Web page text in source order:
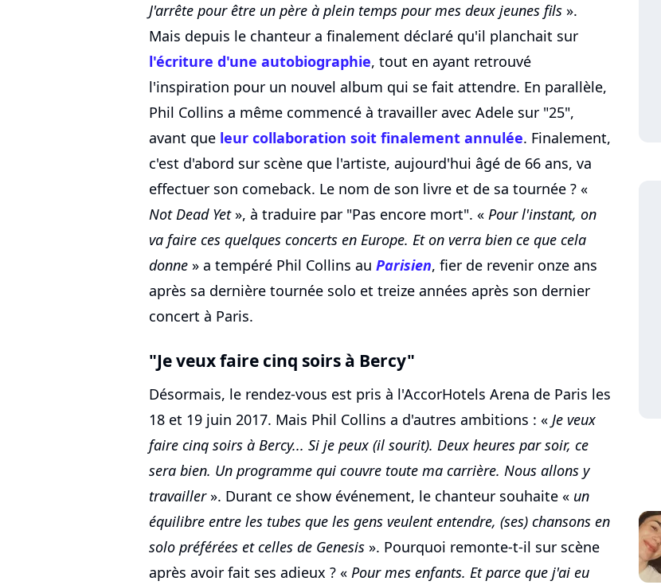
J'arrête pour être un père à plein temps pour mes deux jeunes fils ».
Mais depuis le chanteur a finalement déclaré qu'il planchait sur
l'écriture d'une autobiographie, tout en ayant retrouvé
l'inspiration pour un nouvel album qui se fait attendre. En parallèle,
Phil Collins a même commencé à travailler avec Adele sur "25",
avant que leur collaboration soit finalement annulée. Finalement,
c'est d'abord sur scène que l'artiste, aujourd'hui âgé de 66 ans, va
effectuer son comeback. Le nom de son livre et de sa tournée ? «
Not Dead Yet», à traduire par "Pas encore mort". « Pour l'instant, on
va faire ces quelques concerts en Europe. Et on verra bien ce que cela
donne » a tempéré Phil Collins au Parisien, fier de revenir onze ans
après sa dernière tournée solo et treize années après son dernier
concert à Paris.
"Je veux faire cinq soirs à Bercy"
Désormais, le rendez-vous est pris à l'AccorHotels Arena de Paris les
18 et 19 juin 2017. Mais Phil Collins a d'autres ambitions : « Je veux
faire cinq soirs à Bercy... Si je peux (il sourit). Deux heures par soir, ce
sera bien. Un programme qui couvre toute ma carrière. Nous allons y
travailler». Durant ce show événement, le chanteur souhaite « un
équilibre entre les tubes que les gens veulent entendre, (ses) chansons en
solo préférées et celles de Genesis ». Pourquoi remonte-t-il sur scène
après avoir fait ses adieux ? « Pour mes enfants. Et parce que j'ai eu